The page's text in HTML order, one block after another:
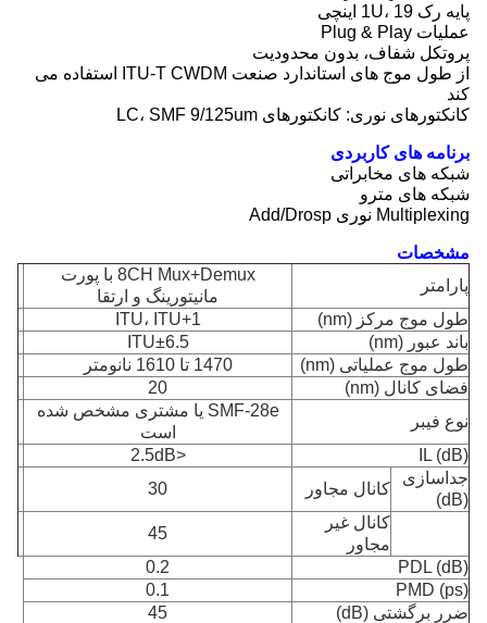
پایه رک 1U، 19 اینچی
عملیات Plug & Play
پروتکل شفاف، بدون محدودیت
از طول موج های استاندارد صنعت ITU-T CWDM استفاده می
کند
کانکتورهای نوری: کانکتورهای LC، SMF 9/125um
برنامه های کاربردی
شبکه های مخابراتی
شبکه های مترو
Multiplexing نوری Add/Drosp
مشخصات
پارامتر
8CH Mux+Demux با پورت
مانیتورینگ و ارتقا
طول موج مرکز (nm)
ITU، ITU+1
باند عبور (nm)
ITU±6.5
طول موج عملیاتی (nm)
1470 تا 1610 نانومتر
فضای کانال (nm)
20
نوع فیبر
SMF-28e یا مشتری مشخص شده
است
IL (dB)
<2.5dB
جداسازی
(dB)
کانال مجاور
30
کانال غیر
مجاور
45
PDL (dB)
0.2
PMD (ps)
0.1
ضرر برگشتی (dB)
45